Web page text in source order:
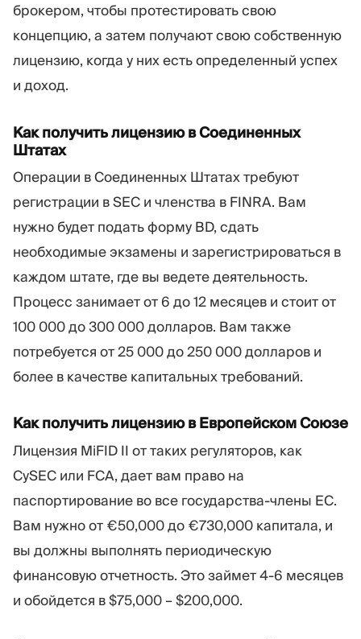
брокером, чтобы протестировать свою
концепцию, а затем получают свою собственную
лицензию, когда у них есть определенный успех
и доход.
Как получить лицензию в Соединенных
Штатах
Операции в Соединенных Штатах требуют
регистрации в SEC и членства в FINRA. Вам
нужно будет подать форму BD, сдать
необходимые экзамены и зарегистрироваться в
каждом штате, где вы ведете деятельность.
Процесс занимает от 6 до 12 месяцев и стоит от
100 000 до 300 000 долларов. Вам также
потребуется от 25 000 до 250 000 долларов и
более в качестве капитальных требований.
Как получить лицензию в Европейском Союзе
Лицензия MiFID II от таких регуляторов, как
CySEC или FCA, дает вам право на
паспортирование во все государства-члены ЕС.
Вам нужно от €50,000 до €730,000 капитала, и
вы должны выполнять периодическую
финансовую отчетность. Это займет 4-6 месяцев
и обойдется в $75,000 – $200,000.